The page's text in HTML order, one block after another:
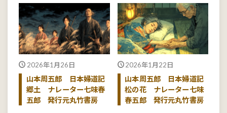
2026年1月26日
山本周五郎 日本婦道記
郷土 ナレーター七味春
五郎 発行元丸竹書房
2026年1月22日
山本周五郎 日本婦道記
松の花 ナレーター七味
春五郎 発行元丸竹書房